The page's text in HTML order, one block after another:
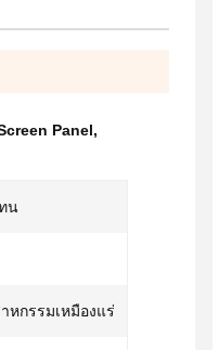
Panel,
น
หกรรมเหมืองแร่